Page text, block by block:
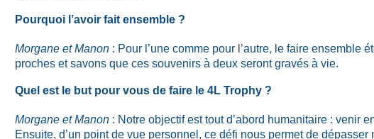
Pourquoi l’avoir fait ensemble ?
Morgane et Manon : Pour l’une comme pour l’autre, le faire ensemble
proches et savons que ces souvenirs à deux seront gravés à vie.
Quel est le but pour vous de faire le 4L Trophy ?
Morgane et Manon : Notre objectif est tout d’abord humanitaire : venir
Ensuite, d’un point de vue personnel, ce défi nous permet de dépasser